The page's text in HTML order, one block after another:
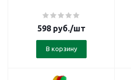
598 руб./шт
В корзину